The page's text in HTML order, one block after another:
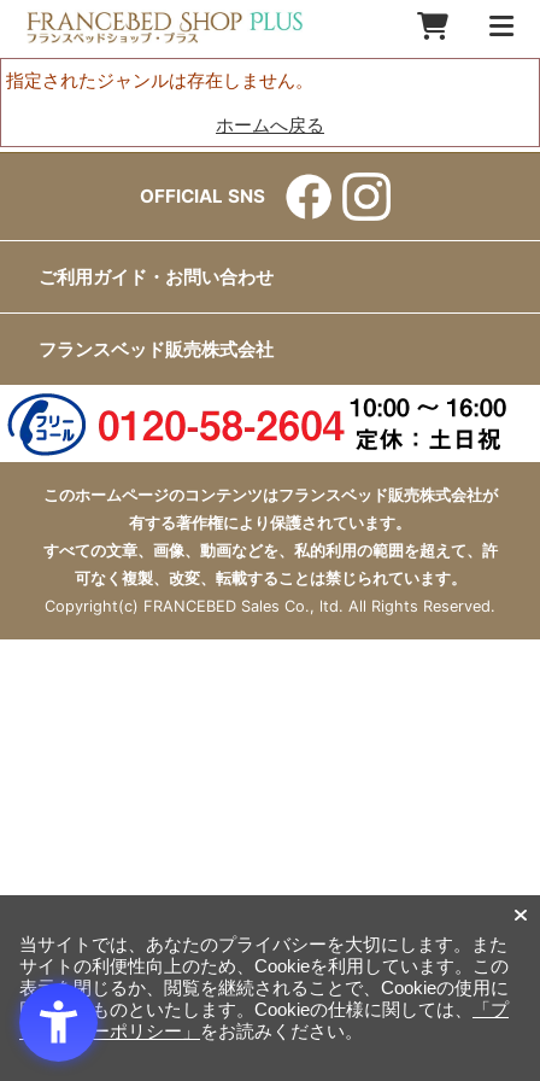
指定されたジャンルは存在しません。
ホームへ戻る
OFFICIAL SNS
ご利用ガイド・お問い合わせ
フランスベッド販売株式会社
このホームページのコンテンツはフランスベッド販売株式会社が
有する著作権により保護されています。
すべての文章、画像、動画などを、私的利用の範囲を超えて、許
可なく複製、改変、転載することは禁じられています。
Copyright(c) FRANCEBED Sales Co., ltd. All Rights Reserved.
当サイトでは、あなたのプライバシーを大切にします。また
サイトの利便性向上のため、Cookieを利用しています。この
表示を閉じるか、閲覧を継続されることで、Cookieの使用に
同意するものといたします。Cookieの仕様に関しては、
「プ
ライバシーポリシー」
をお読みください。